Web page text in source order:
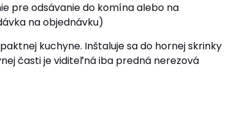
pre odsávanie do komína alebo na
na objednávku)
kuchyne. Inštaluje sa do hornej skrinky
časti je viditeľná iba predná nerezová